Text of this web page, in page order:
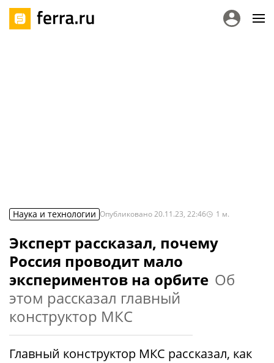
Наука и технологии Опубликовано20.11.23, 22:46 1 м.
Эксперт рассказал, почему
Россия проводит мало
экспериментов на орбите Об
этом рассказал главный
конструктор МКС
Главный конструктор МКС рассказал, как